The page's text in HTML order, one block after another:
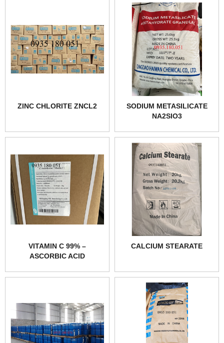
ZINC CHLORITE ZNCL2
SODIUM METASILICATE
NA2SIO3
VITAMIN C 99% –
ASCORBIC ACID
CALCIUM STEARATE